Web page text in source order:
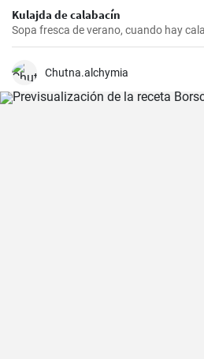
Kulajda de calabacín
Sopa fresca de verano, cuando hay
Chutna.alchymia